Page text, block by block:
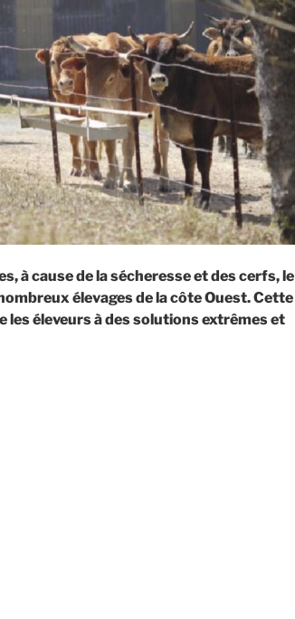
à cause de la sécheresse et des cerfs, le
élevages de la côte Ouest. Cette
éleveurs à des solutions extrêmes et